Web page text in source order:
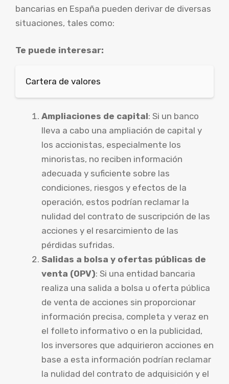
bancarias en España pueden derivar de diversas
situaciones, tales como:
Te puede interesar:
Cartera de valores
Ampliaciones de capital: Si un banco
lleva a cabo una ampliación de capital y
los accionistas, especialmente los
minoristas, no reciben información
adecuada y suficiente sobre las
condiciones, riesgos y efectos de la
operación, estos podrían reclamar la
nulidad del contrato de suscripción de las
acciones y el resarcimiento de las
pérdidas sufridas.
Salidas a bolsa y ofertas públicas de
venta (OPV): Si una entidad bancaria
realiza una salida a bolsa u oferta pública
de venta de acciones sin proporcionar
información precisa, completa y veraz en
el folleto informativo o en la publicidad,
los inversores que adquirieron acciones en
base a esta información podrían reclamar
la nulidad del contrato de adquisición y el